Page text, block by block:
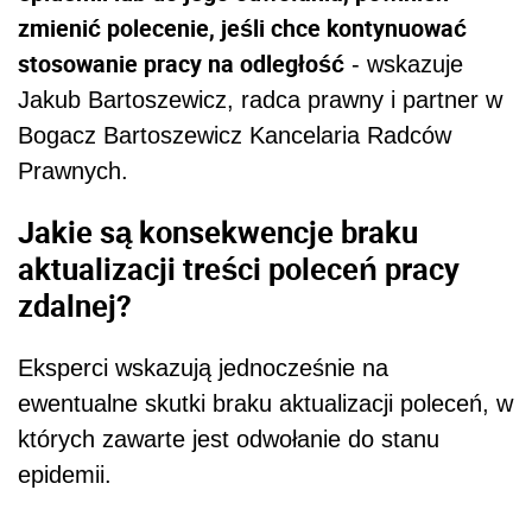
zmienić polecenie, jeśli chce kontynuować
stosowanie pracy na odległość - wskazuje
Jakub Bartoszewicz, radca prawny i partner w
Bogacz Bartoszewicz Kancelaria Radców
Prawnych.
Jakie są konsekwencje braku
aktualizacji treści poleceń pracy
zdalnej?
Eksperci wskazują jednocześnie na
ewentualne skutki braku aktualizacji poleceń, w
których zawarte jest odwołanie do stanu
epidemii.